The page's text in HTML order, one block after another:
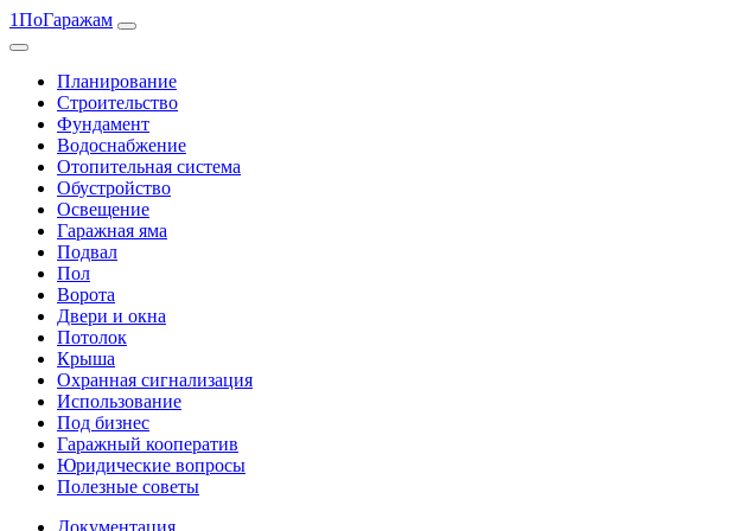
1ПоГаражам
Планирование
Строительство
Фундамент
Водоснабжение
Отопительная система
Обустройство
Освещение
Гаражная яма
Подвал
Пол
Ворота
Двери и окна
Потолок
Крыша
Охранная сигнализация
Использование
Под бизнес
Гаражный кооператив
Юридические вопросы
Полезные советы
Документация